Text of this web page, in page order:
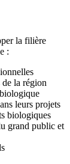
la filière
:
la région
leurs projets
biologiques
grand public et